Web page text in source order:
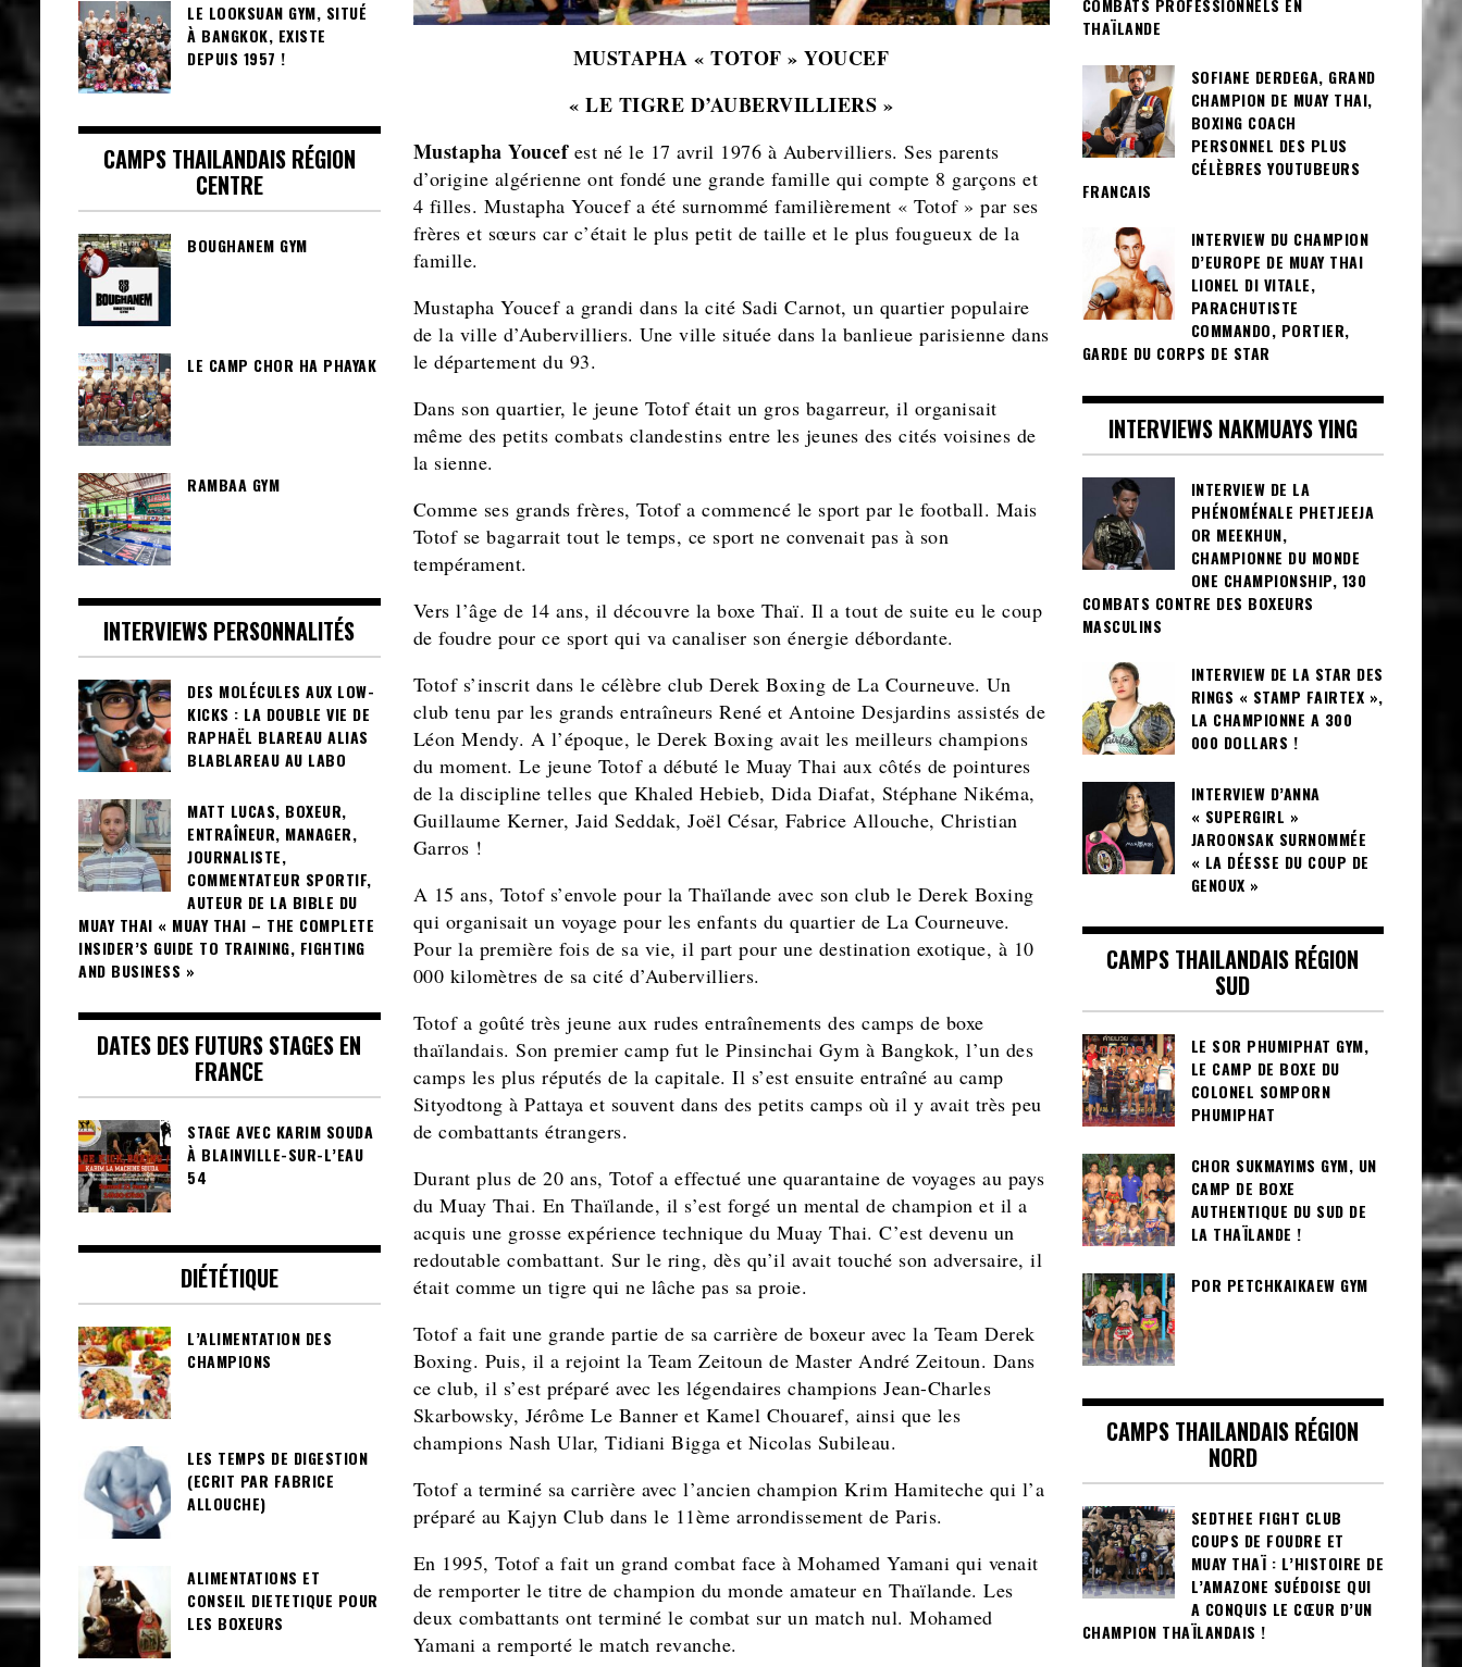
MUSTAPHA « TOTOF » YOUCEF
« LE TIGRE D’AUBERVILLIERS »
Mustapha Youcefest né le 17 avril 1976 à Aubervilliers. Ses parents
d’origine algérienne ont fondé une grande famille qui compte 8 garçons et
4 filles. Mustapha Youcef a été surnommé familièrement « Totof » par ses
frères et sœurs car c’était le plus petit de taille et le plus fougueux de la
famille.
Mustapha Youcef a grandi dans la cité Sadi Carnot, un quartier populaire
de la ville d’Aubervilliers. Une ville située dans la banlieue parisienne dans
le département du 93.
Dans son quartier, le jeune Totof était un gros bagarreur, il organisait
même des petits combats clandestins entre les jeunes des cités voisines de
la sienne.
Comme ses grands frères, Totof a commencé le sport par le football. Mais
Totof se bagarrait tout le temps, ce sport ne convenait pas à son
tempérament.
Vers l’âge de 14 ans, il découvre la boxe Thaï. Il a tout de suite eu le coup
de foudre pour ce sport qui va canaliser son énergie débordante.
Totof s’inscrit dans le célèbre club Derek Boxing de La Courneuve. Un
club tenu par les grands entraîneurs René et Antoine Desjardins assistés de
Léon Mendy. A l’époque, le Derek Boxing avait les meilleurs champions
du moment. Le jeune Totof a débuté le Muay Thai aux côtés de pointures
de la discipline telles que Khaled Hebieb, Dida Diafat, Stéphane Nikéma,
Guillaume Kerner, Jaid Seddak, Joël César, Fabrice Allouche, Christian
Garros !
A 15 ans, Totof s’envole pour la Thaïlande avec son club le Derek Boxing
qui organisait un voyage pour les enfants du quartier de La Courneuve.
Pour la première fois de sa vie, il part pour une destination exotique, à 10
000 kilomètres de sa cité d’Aubervilliers.
Totof a goûté très jeune aux rudes entraînements des camps de boxe
thaïlandais. Son premier camp fut le Pinsinchai Gym à Bangkok, l’un des
camps les plus réputés de la capitale. Il s’est ensuite entraîné au camp
Sityodtong à Pattaya et souvent dans des petits camps où il y avait très peu
de combattants étrangers.
Durant plus de 20 ans, Totof a effectué une quarantaine de voyages au pays
du Muay Thai. En Thaïlande, il s’est forgé un mental de champion et il a
acquis une grosse expérience technique du Muay Thai. C’est devenu un
redoutable combattant. Sur le ring, dès qu’il avait touché son adversaire, il
était comme un tigre qui ne lâche pas sa proie.
Totof a fait une grande partie de sa carrière de boxeur avec la Team Derek
Boxing. Puis, il a rejoint la Team Zeitoun de Master André Zeitoun. Dans
ce club, il s’est préparé avec les légendaires champions Jean-Charles
Skarbowsky, Jérôme Le Banner et Kamel Chouaref, ainsi que les
champions Nash Ular, Tidiani Bigga et Nicolas Subileau.
Totof a terminé sa carrière avec l’ancien champion Krim Hamiteche qui l’a
préparé au Kajyn Club dans le 11ème arrondissement de Paris.
En 1995, Totof a fait un grand combat face à Mohamed Yamani qui venait
de remporter le titre de champion du monde amateur en Thaïlande. Les
deux combattants ont terminé le combat sur un match nul. Mohamed
Yamani a remporté le match revanche.
LE LOOKSUAN GYM, SITUÉ
À BANGKOK, EXISTE
DEPUIS 1957 !
CAMPS THAILANDAIS RÉGION
CENTRE
BOUGHANEM GYM
LE CAMP CHOR HA PHAYAK
RAMBAA GYM
INTERVIEWS PERSONNALITÉS
DES MOLÉCULES AUX LOW-
KICKS : LA DOUBLE VIE DE
RAPHAËL BLAREAU ALIAS
BLABLAREAU AU LABO
MATT LUCAS, BOXEUR,
ENTRAÎNEUR, MANAGER,
JOURNALISTE,
COMMENTATEUR SPORTIF,
AUTEUR DE LA BIBLE DU
MUAY THAI « MUAY THAI – THE COMPLETE
INSIDER’S GUIDE TO TRAINING, FIGHTING
AND BUSINESS »
DATES DES FUTURS STAGES EN
FRANCE
STAGE AVEC KARIM SOUDA
À BLAINVILLE-SUR-L’EAU
54
DIÉTÉTIQUE
L’ALIMENTATION DES
CHAMPIONS
LES TEMPS DE DIGESTION
(ECRIT PAR FABRICE
ALLOUCHE)
ALIMENTATIONS ET
CONSEIL DIETETIQUE POUR
LES BOXEURS
COMBATS PROFESSIONNELS EN
THAÏLANDE
SOFIANE DERDEGA, GRAND
CHAMPION DE MUAY THAI,
BOXING COACH
PERSONNEL DES PLUS
CÉLÈBRES YOUTUBEURS
FRANCAIS
INTERVIEW DU CHAMPION
D’EUROPE DE MUAY THAI
LIONEL DI VITALE,
PARACHUTISTE
COMMANDO, PORTIER,
GARDE DU CORPS DE STAR
INTERVIEWS NAKMUAYS YING
INTERVIEW DE LA
PHÉNOMÉNALE PHETJEEJA
OR MEEKHUN,
CHAMPIONNE DU MONDE
ONE CHAMPIONSHIP, 130
COMBATS CONTRE DES BOXEURS
MASCULINS
INTERVIEW DE LA STAR DES
RINGS « STAMP FAIRTEX »,
LA CHAMPIONNE A 300
000 DOLLARS !
INTERVIEW D’ANNA
« SUPERGIRL »
JAROONSAK SURNOMMÉE
« LA DÉESSE DU COUP DE
GENOUX »
CAMPS THAILANDAIS RÉGION
SUD
LE SOR PHUMIPHAT GYM,
LE CAMP DE BOXE DU
COLONEL SOMPORN
PHUMIPHAT
CHOR SUKMAYIMS GYM, UN
CAMP DE BOXE
AUTHENTIQUE DU SUD DE
LA THAÏLANDE !
POR PETCHKAIKAEW GYM
CAMPS THAILANDAIS RÉGION
NORD
SEDTHEE FIGHT CLUB
COUPS DE FOUDRE ET
MUAY THAÏ : L’HISTOIRE DE
L’AMAZONE SUÉDOISE QUI
A CONQUIS LE CŒUR D’UN
CHAMPION THAÏLANDAIS !